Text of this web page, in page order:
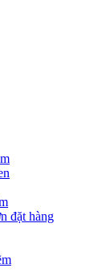
đặt hàng